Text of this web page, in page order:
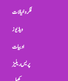
فکر و خیالات
ویڈیوز
ادبیات
پریس ریلیز